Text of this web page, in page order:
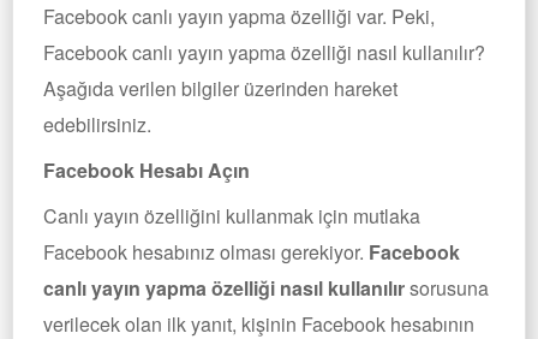
Facebook canlı yayın yapma özelliği var. Peki,
Facebook canlı yayın yapma özelliği nasıl kullanılır?
Aşağıda verilen bilgiler üzerinden hareket
edebilirsiniz.
Facebook Hesabı Açın
Canlı yayın özelliğini kullanmak için mutlaka
Facebook hesabınız olması gerekiyor. Facebook
canlı yayın yapma özelliği nasıl kullanılırsorusuna
verilecek olan ilk yanıt, kişinin Facebook hesabının